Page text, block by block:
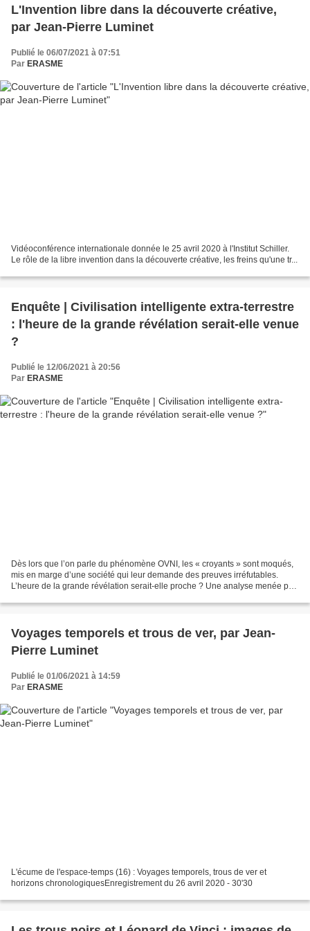
L'Invention libre dans la découverte créative,
par Jean-Pierre Luminet
Publié le 06/07/2021 à 07:51
Par ERASME
Vidéoconférence internationale donnée le 25 avril 2020 à l'Institut Schiller.
Le rôle de la libre invention dans la découverte créative, les freins qu'une tr...
Enquête | Civilisation intelligente extra-terrestre
: l'heure de la grande révélation serait-elle venue
?
Publié le 12/06/2021 à 20:56
Par ERASME
Dès lors que l’on parle du phénomène OVNI, les « croyants » sont moqués,
mis en marge d’une société qui leur demande des preuves irréfutables.
L’heure de la grande révélation serait-elle proche ? Une analyse menée par
Voyages temporels et trous de ver, par Jean-
Pierre Luminet
Publié le 01/06/2021 à 14:59
Par ERASME
L'écume de l'espace-temps (16) : Voyages temporels, trous de ver et
horizons chronologiquesEnregistrement du 26 avril 2020 - 30'30